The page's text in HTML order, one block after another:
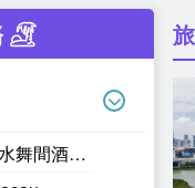
【限時搶購】澳門水舞間酒店套票